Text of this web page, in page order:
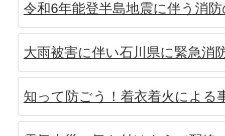
令和6年能登半島地震に伴う消
大雨被害に伴い石川県に緊急消
知って防ごう！着衣着火による